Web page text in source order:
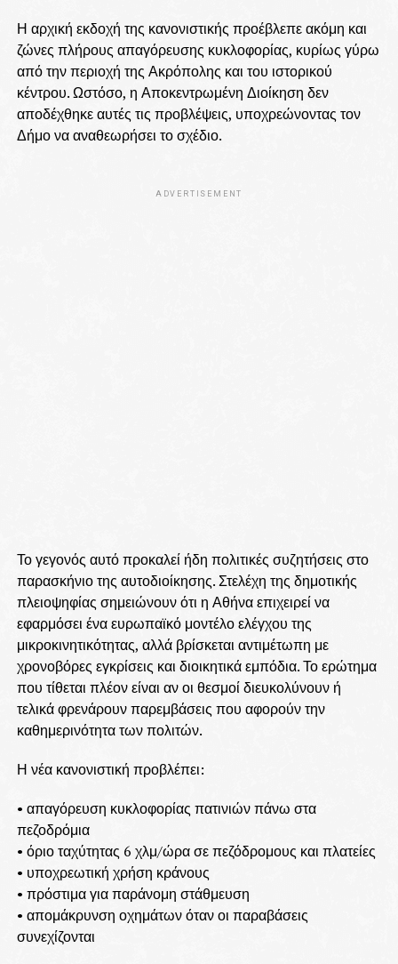
Η αρχική εκδοχή της κανονιστικής προέβλεπε ακόμη και
ζώνες πλήρους απαγόρευσης κυκλοφορίας, κυρίως γύρω
από την περιοχή της Ακρόπολης και του ιστορικού
κέντρου. Ωστόσο, η Αποκεντρωμένη Διοίκηση δεν
αποδέχθηκε αυτές τις προβλέψεις, υποχρεώνοντας τον
Δήμο να αναθεωρήσει το σχέδιο.
ADVERTISEMENT
Το γεγονός αυτό προκαλεί ήδη πολιτικές συζητήσεις στο
παρασκήνιο της αυτοδιοίκησης. Στελέχη της δημοτικής
πλειοψηφίας σημειώνουν ότι η Αθήνα επιχειρεί να
εφαρμόσει ένα ευρωπαϊκό μοντέλο ελέγχου της
μικροκινητικότητας, αλλά βρίσκεται αντιμέτωπη με
χρονοβόρες εγκρίσεις και διοικητικά εμπόδια. Το ερώτημα
που τίθεται πλέον είναι αν οι θεσμοί διευκολύνουν ή
τελικά φρενάρουν παρεμβάσεις που αφορούν την
καθημερινότητα των πολιτών.
Η νέα κανονιστική προβλέπει:
• απαγόρευση κυκλοφορίας πατινιών πάνω στα
πεζοδρόμια
• όριο ταχύτητας 6 χλμ/ώρα σε πεζόδρομους και πλατείες
• υποχρεωτική χρήση κράνους
• πρόστιμα για παράνομη στάθμευση
• απομάκρυνση οχημάτων όταν οι παραβάσεις
συνεχίζονται